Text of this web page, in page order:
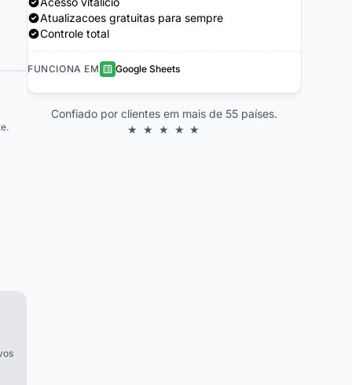
Atualizacoes gratuitas para sempre
Controle total
FUNCIONA EM Google Sheets
Confiado por clientes em mais de 55 países.
★ ★ ★ ★ ★